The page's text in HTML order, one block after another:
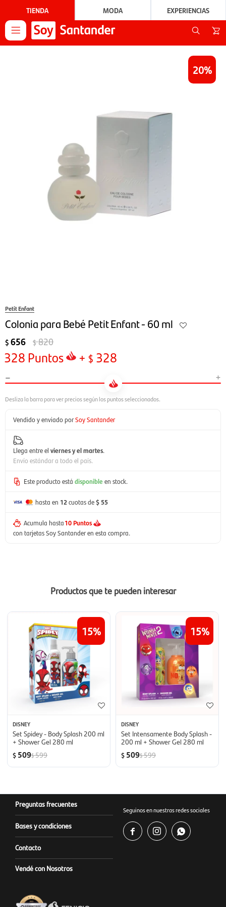
TIENDA MODA EXPERIENCIAS

20
Petit Enfant
Colonia para Bebé Petit Enfant - 60 ml
$ 656 $820
328 Puntos + $ 328
- +
Vendido y enviado porSoy Santander
Llega entre el viernes y el martes.
Envío estándar a todo el país.
Este producto está disponible en stock.
hasta en 12cuotas de$ 55
Acumula hasta10 Puntos
con tarjetas Soy Santander en esta compra.
Productos que te pueden interesar
15
DISNEY
Set Spidey - Body Splash 200 ml
+ Shower Gel 280 ml
$ 509$599
15
DISNEY
Set Intensamente Body Splash -
200 ml + Shower Gel 280 ml
$ 509$599
Preguntas frecuentes
Bases y condiciones
Contacto
Vendé con Nosotros
Seguinos en nuestras redes sociales
  